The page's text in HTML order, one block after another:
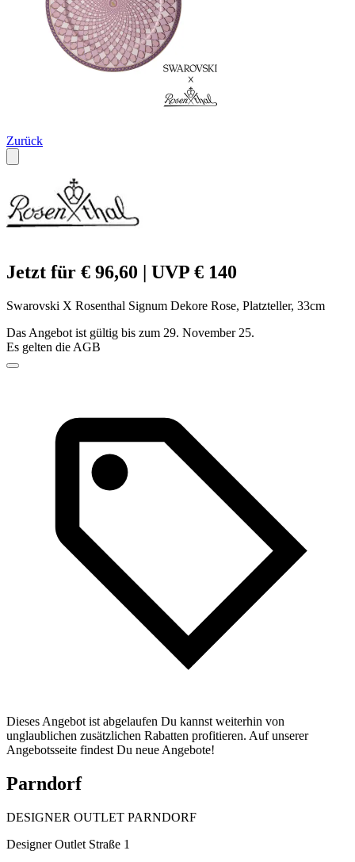
Zurück
Jetzt für € 96,60 | UVP € 140
Swarovski X Rosenthal Signum Dekore Rose, Platzteller, 33cm
Das Angebot ist gültig bis zum 29. November 25.
Es gelten die AGB
Dieses Angebot ist abgelaufen Du kannst weiterhin von
unglaublichen zusätzlichen Rabatten profitieren. Auf unserer
Angebotsseite findest Du neue Angebote!
Parndorf
DESIGNER OUTLET PARNDORF
Designer Outlet Straße 1